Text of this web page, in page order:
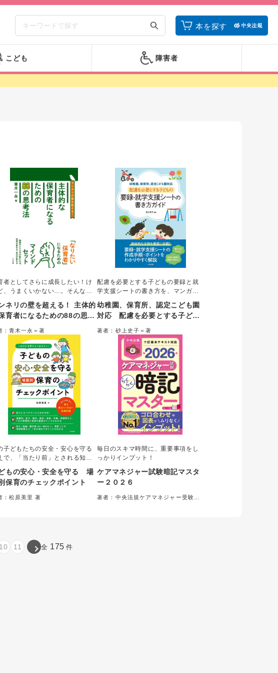
本を探す
こども 障害者
者としてさらに成長したい！け
、うまくいかない…。そんな方
園長の経験もある著者が「自己
感を上げる」「保育と子育ての
」など、ワンランク上の保育者
て身につけたい88の思考法を紹
1つの思考法を見開き頁で解説
すきま時間に読み進められる。
ネリの壁を超える！ 主体的
育者になるための88の思考
：青木一永＝著
配慮を必要とする子どもの要録と就
学支援シートの書き方を、マンガや
Ｑ＆Ａを交えてわかりやすく解説。
実際の園や小学校での活用事例も取
り上げ、要録・就学支援シートに関
する疑問は最初から最後までこれ一
冊で完結することができる。
幼稚園、保育所、認定こども園
対応 配慮を必要とする子ども
方ガイド
著者：砂上史子＝著
子どもたちの安全・安心を守る
で、「当たり前」とされる知識
点、方法が若手や新人に伝わら
共有することはなかなか難し
本書ではそれらのベテランの知
「当たり前」を可視化して、一
もの安心・安全を守る 場
保育のチェックポイント
：松原美里 著
毎日のスキマ時間に、重要事項をし
っかりインプット！
ケアマネジャー試験暗記マスタ
ー２０２６
著者：中央法規ケアマネジャー受験対
10 11 全 175 件